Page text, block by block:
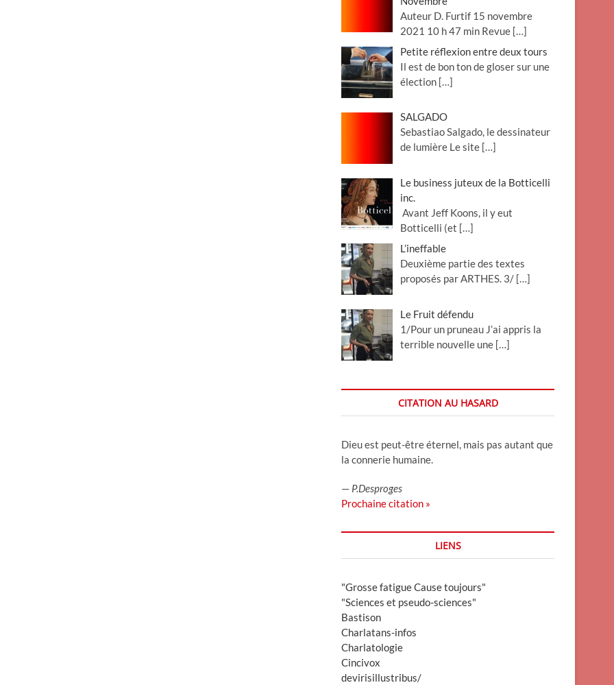
Auteur D. Furtif 15 novembre
2021 10 h 47 min Revue […]
Petite réflexion entre deux tours
Il est de bon ton de gloser sur une
élection […]
SALGADO
Sebastiao Salgado, le dessinateur
de lumière Le site […]
Le business juteux de la Botticelli
inc.
Avant Jeff Koons, il y eut
Botticelli (et […]
L’ineffable
Deuxième partie des textes
proposés par ARTHES. 3/ […]
Le Fruit défendu
1/Pour un pruneau J’ai appris la
terrible nouvelle une […]
CITATION AU HASARD
Dieu est peut-être éternel, mais pas autant que
la connerie humaine.
— P.Desproges
Prochaine citation »
LIENS
"Grosse fatigue Cause toujours"
"Sciences et pseudo-sciences"
Bastison
Charlatans-infos
Charlatologie
Cincivox
devirisillustribus/